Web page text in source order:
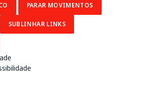
PARAR MOVIMENTOS
SUBLINHAR LINKS